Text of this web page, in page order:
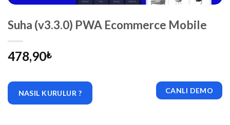
Suha (v3.3.0) PWA Ecommerce Mobile
478,90₺
NASIL KURULUR ? CANLI DEMO